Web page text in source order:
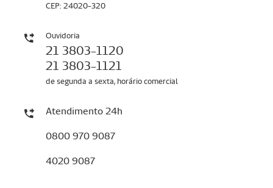
CEP: 24020-320
Ouvidoria
21 3803-1120
21 3803-1121
de segunda a sexta, horário comercial
Atendimento 24h
0800 970 9087
4020 9087